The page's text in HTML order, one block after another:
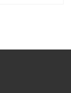
bulunuyor.